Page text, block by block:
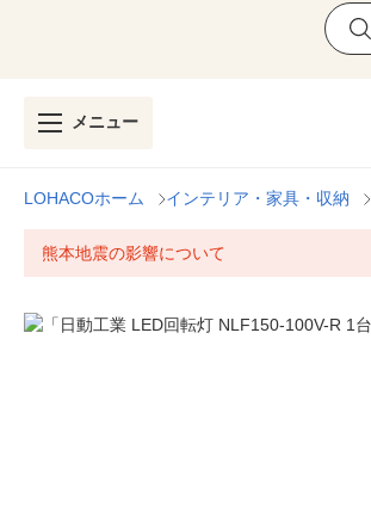
メニュー
LOHACOホーム インテリア・家具・収納
熊本地震の影響について